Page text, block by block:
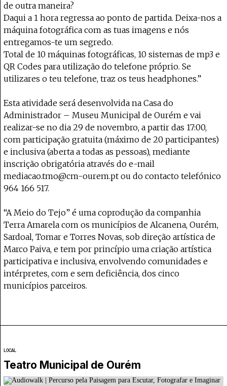
de outra maneira?
Daqui a 1 hora regressa ao ponto de partida. Deixa-nos a
máquina fotográfica com as tuas imagens e nós
entregamos-te um segredo.
Total de 10 máquinas fotográficas, 10 sistemas de mp3 e
QR Codes para utilização do telefone próprio. Se
utilizares o teu telefone, traz os teus headphones.”
Esta atividade será desenvolvida na Casa do
Administrador – Museu Municipal de Ourém e vai
realizar-se no dia 29 de novembro, a partir das 17:00,
com participação gratuita (máximo de 20 participantes)
e inclusiva (aberta a todas as pessoas), mediante
inscrição obrigatória através do e-mail
mediacao.tmo@cm-ourem.pt ou do contacto telefónico
964 166 517.
“A Meio do Tejo” é uma coprodução da companhia
Terra Amarela com os municípios de Alcanena, Ourém,
Sardoal, Tomar e Torres Novas, sob direção artística de
Marco Paiva, e tem por princípio uma criação artística
participativa e inclusiva, envolvendo comunidades e
intérpretes, com e sem deficiência, dos cinco
municípios parceiros.
LOCAL
Teatro Municipal de Ourém